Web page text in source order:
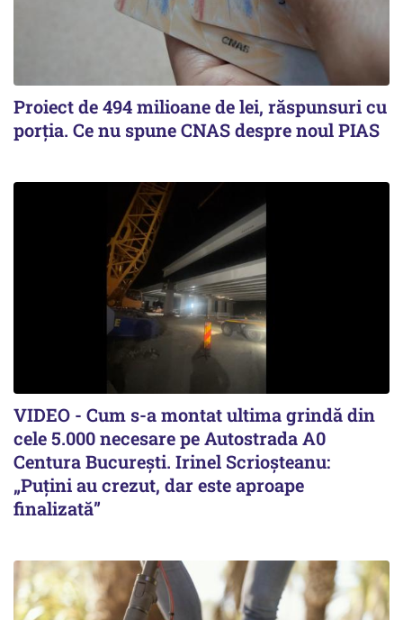
Proiect de 494 milioane de lei, răspunsuri cu
porția. Ce nu spune CNAS despre noul PIAS
VIDEO - Cum s-a montat ultima grindă din
cele 5.000 necesare pe Autostrada A0
Centura București. Irinel Scrioșteanu:
„Puțini au crezut, dar este aproape
finalizată”